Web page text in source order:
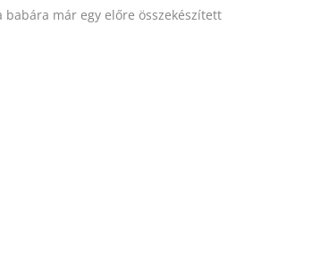
babára már egy előre összekészített